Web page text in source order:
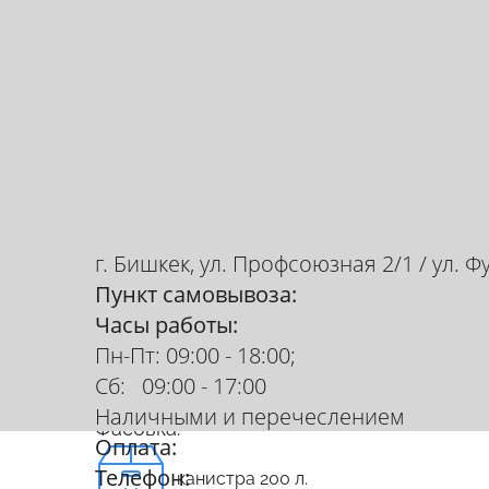
купить в Бишкеке
Фасовка:
канистра 200 л.
г. Бишкек, ул. Профсоюзная 2/1 / ул.
Пункт самовывоза:
Часы работы:
Пн-Пт: 09:00 - 18:00;
Сб: 09:00 - 17:00
Наличными и перечеслением
Оплата:
Телефон: